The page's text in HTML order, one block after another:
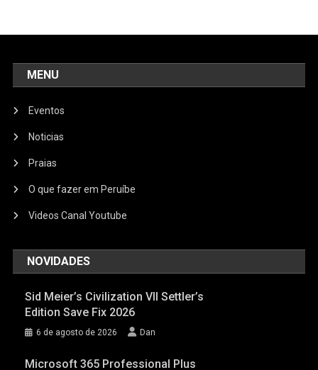
MENU
Eventos
Noticias
Praias
O que fazer em Peruíbe
Videos Canal Youtube
NOVIDADES
Sid Meier’s Civilization VII Settler’s
Edition Save Fix 2026
6 de agosto de 2026 Dan
Microsoft 365 Professional Plus